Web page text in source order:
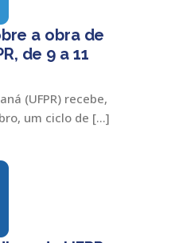
a obra de
de 9 a 11
(UFPR) recebe,
um ciclo de […]